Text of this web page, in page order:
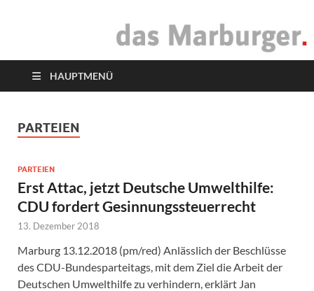
das Marburger.
HAUPTMENÜ
PARTEIEN
PARTEIEN
Erst Attac, jetzt Deutsche Umwelthilfe:
CDU fordert Gesinnungssteuerrecht
13. Dezember 2018
Marburg 13.12.2018 (pm/red) Anlässlich der Beschlüsse
des CDU-Bundesparteitags, mit dem Ziel die Arbeit der
Deutschen Umwelthilfe zu verhindern, erklärt Jan